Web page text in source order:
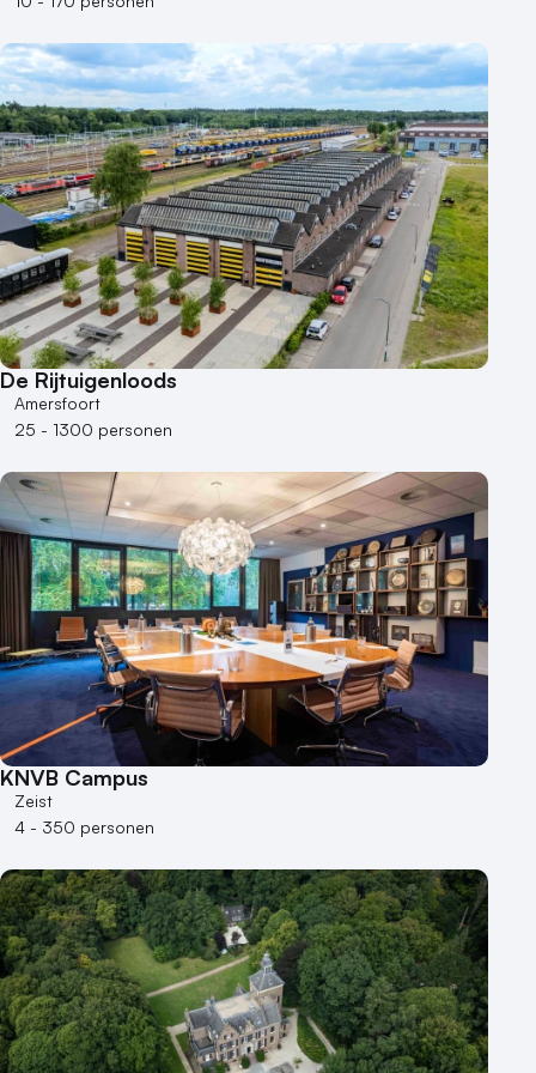
Varende locatie
De Rijtuigenloods
Amersfoort
25 - 1300 personen
KNVB Campus
Zeist
4 - 350 personen